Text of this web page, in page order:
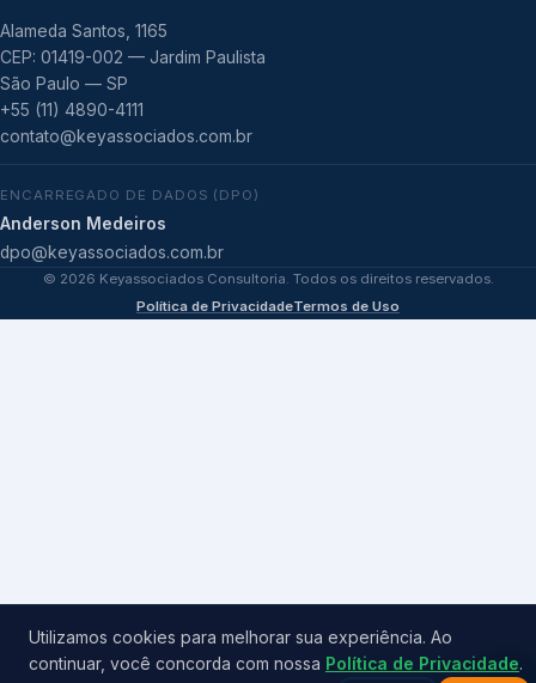
Alameda Santos, 1165
CEP: 01419-002 — Jardim Paulista
São Paulo — SP
+55 (11) 4890-4111
contato@keyassociados.com.br
ENCARREGADO DE DADOS (DPO)
Anderson Medeiros
dpo@keyassociados.com.br
© 2026 Keyassociados Consultoria. Todos os direitos reservados.
Política de PrivacidadeTermos de Uso
Utilizamos cookies para melhorar sua experiência. Ao
continuar, você concorda com nossa Política de Privacidade.